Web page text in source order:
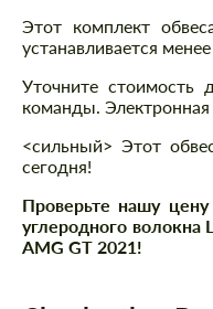
Этот комплект
устанавливается
Уточните стоимость
команды. Электронная
<сильный> Этот
сегодня!
Проверьте нашу
углеродного волокна
AMG GT 2021!